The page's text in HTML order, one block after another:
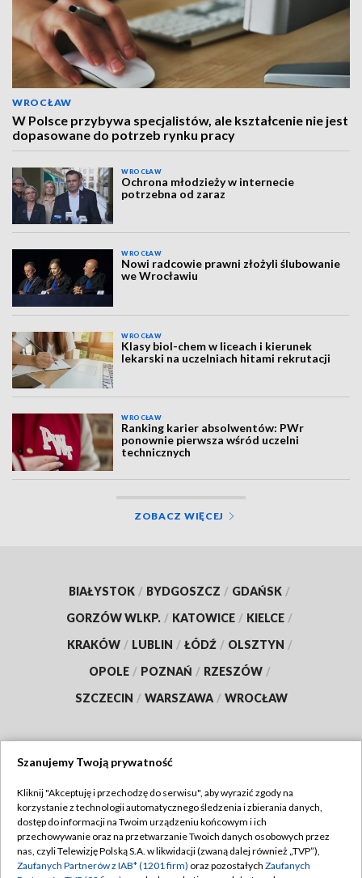
WROCŁAW
W Polsce przybywa specjalistów, ale kształcenie nie jest
dopasowane do potrzeb rynku pracy
WROCŁAW
Ochrona młodzieży w internecie
potrzebna od zaraz
WROCŁAW
Nowi radcowie prawni złożyli ślubowanie
we Wrocławiu
WROCŁAW
Klasy biol-chem w liceach i kierunek
lekarski na uczelniach hitami rekrutacji
WROCŁAW
Ranking karier absolwentów: PWr
ponownie pierwsza wśród uczelni
technicznych
ZOBACZ WIĘCEJ
BIAŁYSTOK / BYDGOSZCZ / GDAŃSK /
GORZÓW WLKP. / KATOWICE / KIELCE /
KRAKÓW / LUBLIN / ŁÓDŹ / OLSZTYN /
OPOLE / POZNAŃ / RZESZÓW /
SZCZECIN / WARSZAWA / WROCŁAW
TVP
Abonament TVP
Emisja w TVP
Regulamin TVP
Polityka prywatności
Szanujemy Twoją prywatność
Kliknij "Akceptuję i przechodzę do serwisu", aby wyrazić zgody na
korzystanie z technologii automatycznego śledzenia i zbierania danych,
dostęp do informacji na Twoim urządzeniu końcowym i ich
przechowywanie oraz na przetwarzanie Twoich danych osobowych przez
nas, czyli Telewizję Polską S.A. w likwidacji (zwaną dalej również „TVP”),
Zaufanych Partnerów z IAB* (1201 firm) oraz pozostałych Zaufanych